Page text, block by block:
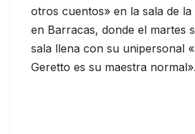
otros cuentos» en la sala de la
en Barracas, donde el martes
sala llena con su unipersonal
Geretto es su maestra normal».